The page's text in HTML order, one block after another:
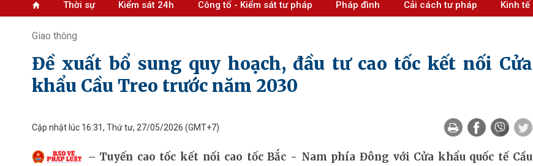
Thời sự Kiểm sát 24h Công tố - Kiểm sát tư pháp Pháp đình Cải cách tư pháp Kinh tế
Giao thông
Đề xuất bổ sung quy hoạch, đầu tư cao tốc kết nối Cửa
khẩu Cầu Treo trước năm 2030
Cập nhật lúc 16:31, Thứ tư, 27/05/2026 (GMT+7)
Tuyến cao tốc kết nối cao tốc Bắc - Nam phía Đông với Cửa khẩu quốc tế Cầu